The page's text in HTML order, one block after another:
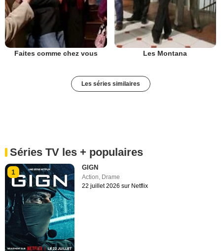
Faites comme chez vous Les Montana
Les séries similaires
Séries TV les + populaires
1
GIGN
Action, Drame
22 juillet 2026 sur Netflix